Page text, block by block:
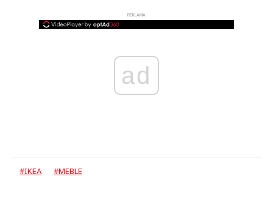
REKLAMA
ad
#IKEA #MEBLE